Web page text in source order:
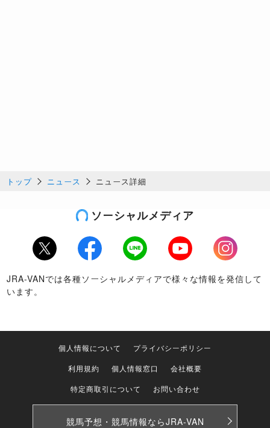
トップ ニュース ニュース詳細
ソーシャルメディア
Twitter Facebook LINE Youtube
Instagram
JRA-VANでは各種ソーシャルメディアで様々な情報を発信して
います。
個人情報について
プライバシーポリシー
利用規約
個人情報窓口
会社概要
特定商取引について
お問い合わせ
競馬予想・競馬情報ならJRA-VAN